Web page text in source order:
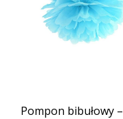
Pompon bibułowy –